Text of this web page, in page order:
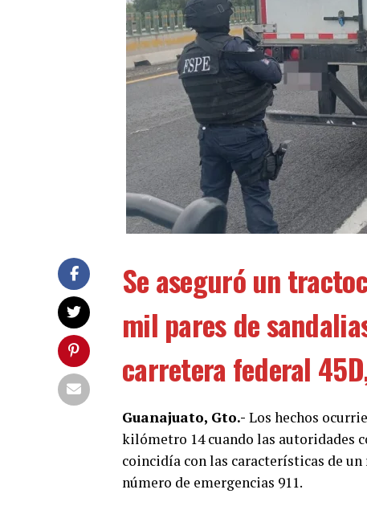
Se aseguró un
mil pares de
carretera federal
Guanajuato, Gto.- Los hechos
kilómetro 14 cuando las autoridades
coincidía con las características de
número de emergencias 911.